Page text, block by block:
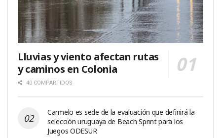
Lluvias y viento afectan rutas
y caminos en Colonia
40 COMPARTIDOS
Carmelo es sede de la evaluación que definirá la
selección uruguaya de Beach Sprint para los
Juegos ODESUR